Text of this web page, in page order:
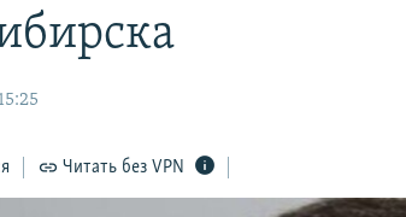
Читать без VPN